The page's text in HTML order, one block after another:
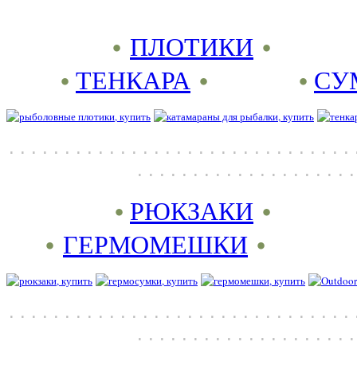
• ПЛОТИКИ •
• ТЕНКАРА • •
. . . . . . . . . . . . . . . . . . . . . . . . . . . . . .
. . . . . . . . . . . . . . . . . . .
• РЮКЗАКИ
• ГЕРМОМЕШКИ •
. . . . . . . . . . . . . . . . . . . . . . . . . . . . . .
. . . . . . . . . . . . . . . . . . .